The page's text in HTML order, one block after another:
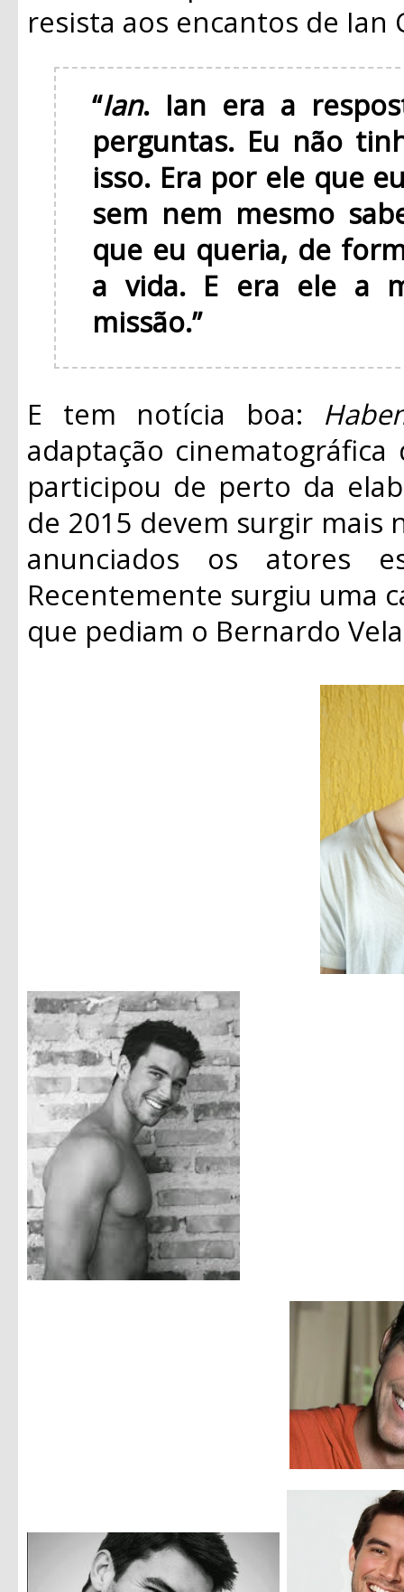
resista aos encantos de Ian
“Ian. Ian era a
perguntas. Eu não
isso. Era por ele que
sem nem mesmo
que eu queria, de
a vida. E era ele a
missão.”
E tem notícia boa:
adaptação
participou de perto da
de 2015 devem surgir mais
anunciados os atores
Recentemente surgiu uma
que pediam o Bernardo